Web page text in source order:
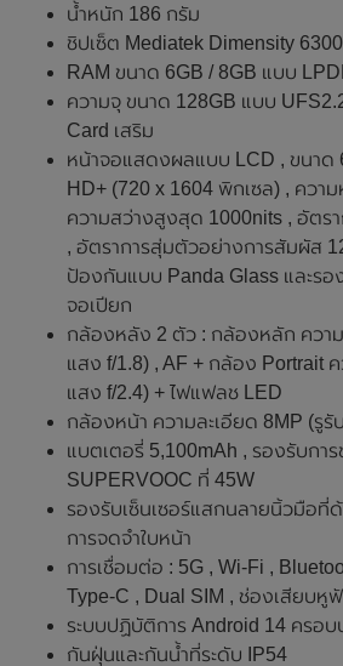
น้ำหนัก 186 กรัม
ชิปเซ็ต Mediatek Dimensity 6300
RAM ขนาด 6GB / 8GB แบบ
ความจุ ขนาด 128GB แบบ
Card เสริม
หน้าจอแสดงผลแบบ LCD , ขนาด
HD+ (720 x 1604 พิกเซล) , ควา
ความสว่างสูงสุด 1000nits , อัตรา
, อัตราการสุ่มตัวอย่างการสัมผัส
ป้องกันแบบ Panda Glass และรอ
จอเปียก
กล้องหลัง 2 ตัว : กล้องหลัก ความ
แสง f/1.8) , AF + กล้อง Portrait
แสง f/2.4) + ไฟแฟลช LED
กล้องหน้า ความละเอียด 8MP (รูรั
แบตเตอรี่ 5,100mAh , รองรับการ
SUPERVOOC ที่ 45W
รองรับเซ็นเซอร์แสกนลายนิ้วมือที่
การจดจำใบหน้า
การเชื่อมต่อ : 5G , Wi-Fi ,
Type-C , Dual SIM , ช่องเสียบหู
ระบบปฏิบัติการ Android 14 ครอบ
กันฝุ่นและกันน้ำที่ระดับ IP54